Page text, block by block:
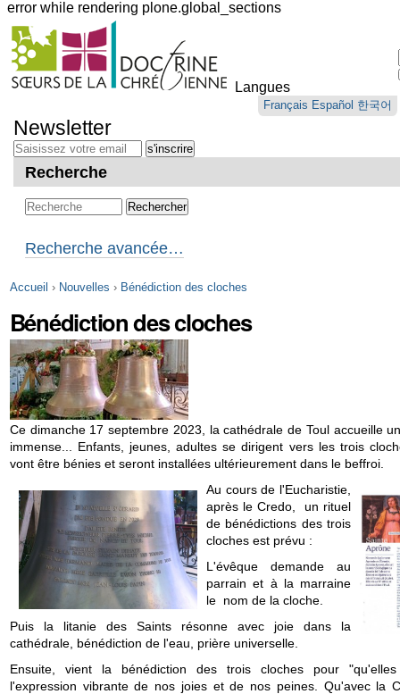
error while rendering plone.global_sections
Outils
personnels
Langues
Français Español 한국어
au
contenu.
Aller
navigation
Newsletter
Recherche
Recherche avancée…
Accueil › Nouvelles › Bénédiction des cloches
Bénédiction des cloches
Ce dimanche 17 septembre 2023, la cathédrale de Toul accueille
immense... Enfants, jeunes, adultes se dirigent vers les trois
vont être bénies et seront installées ultérieurement dans le beffroi.
Au cours de l'Eucharistie,
après le Credo, un rituel
de bénédictions des trois
cloches est prévu :
L'évêque demande au
parrain et à la marraine
le nom de la cloche.
Puis la litanie des Saints résonne avec joie dans la
cathédrale, bénédiction de l'eau, prière universelle.
Ensuite, vient la bénédiction des trois cloches pour
l'expression vibrante de nos joies et de nos peines. Qu'avec la